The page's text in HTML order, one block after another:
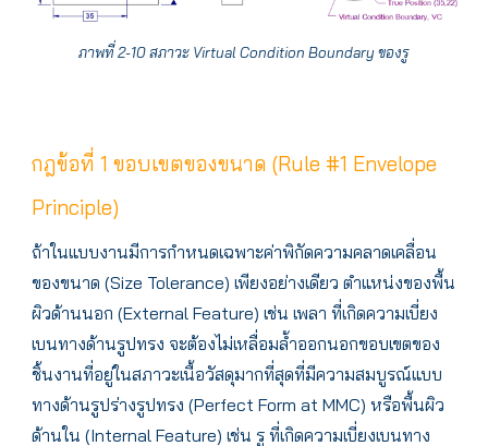
ภาพที่ 2-10 สภาวะ Virtual Condition Boundary ของรู
กฎข้อที่ 1 ขอบเขตของขนาด (Rule #1 Envelope
Principle)
ถ้าในแบบงานมีการกำหนดเฉพาะค่าพิกัดความคลาดเคลื่อน
ของขนาด (Size Tolerance) เพียงอย่างเดียว ตำแหน่งของพื้น
ผิวด้านนอก (External Feature) เช่น เพลา ที่เกิดความเบี่ยง
เบนทางด้านรูปทรง จะต้องไม่เหลื่อมล้ำออกนอกขอบเขตของ
ชิ้นงานที่อยู่ในสภาวะเนื้อวัสดุมากที่สุดที่มีความสมบูรณ์แบบ
ทางด้านรูปร่างรูปทรง (Perfect Form at MMC) หรือพื้นผิว
ด้านใน (Internal Feature) เช่น รู ที่เกิดความเบี่ยงเบนทาง